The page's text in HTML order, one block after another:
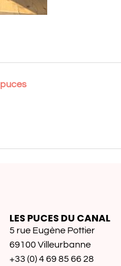
puces
LES PUCES DU CANAL
5 rue Eugène Pottier
69100 Villeurbanne
+33 (0) 4 69 85 66 28